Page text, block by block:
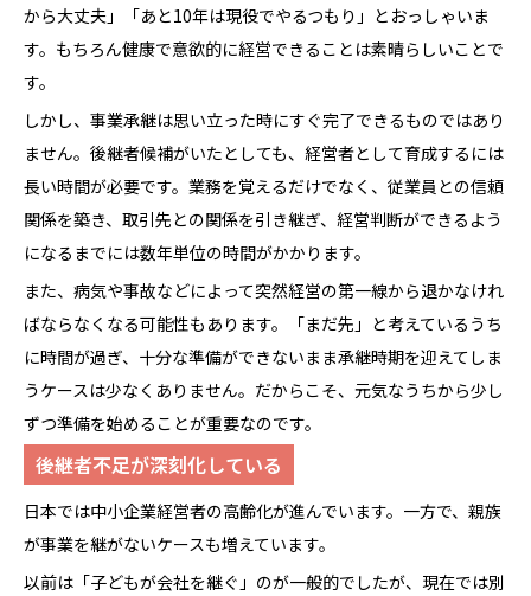
から大丈夫」「あと10年は現役でやるつもり」とおっしゃいま
す。もちろん健康で意欲的に経営できることは素晴らしいことで
す。
しかし、事業承継は思い立った時にすぐ完了できるものではあり
ません。後継者候補がいたとしても、経営者として育成するには
長い時間が必要です。業務を覚えるだけでなく、従業員との信頼
関係を築き、取引先との関係を引き継ぎ、経営判断ができるよう
になるまでには数年単位の時間がかかります。
また、病気や事故などによって突然経営の第一線から退かなけれ
ばならなくなる可能性もあります。「まだ先」と考えているうち
に時間が過ぎ、十分な準備ができないまま承継時期を迎えてしま
うケースは少なくありません。だからこそ、元気なうちから少し
ずつ準備を始めることが重要なのです。
後継者不足が深刻化している
日本では中小企業経営者の高齢化が進んでいます。一方で、親族
が事業を継がないケースも増えています。
以前は「子どもが会社を継ぐ」のが一般的でしたが、現在では別